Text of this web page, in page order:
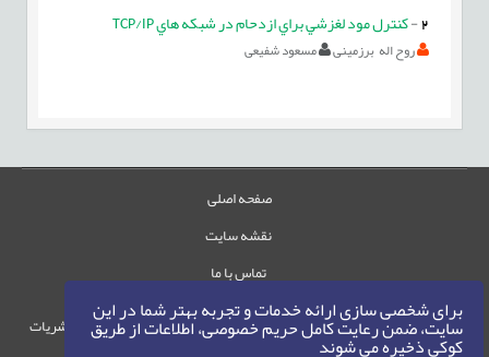
برای شخصی سازی ارائه خدمات و تجربه بهتر شما در این
سایت، ضمن رعایت کامل حریم خصوصی، اطلاعات از طریق
کوکی ذخیره می شوند
2
-کنترل مود لغزشي براي ازدحام در شبکه هاي TCP/IP
روح اله برزمینی مسعود شفیعی
صفحه اصلی
نقشه سایت
تماس با ما
حقوق این وب‌سایت متعلق به سامانه مدیریت نشریات